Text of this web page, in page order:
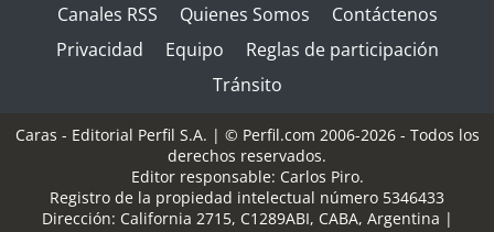
Canales RSS Quienes Somos
Contáctenos
Privacidad
Equipo
Reglas de participación
Tránsito
Caras - Editorial Perfil S.A. | © Perfil.com 2006-2026 - Todos los
derechos reservados.
Editor responsable: Carlos Piro.
Registro de la propiedad intelectual número 5346433
Dirección: California 2715, C1289ABI, CABA, Argentina |